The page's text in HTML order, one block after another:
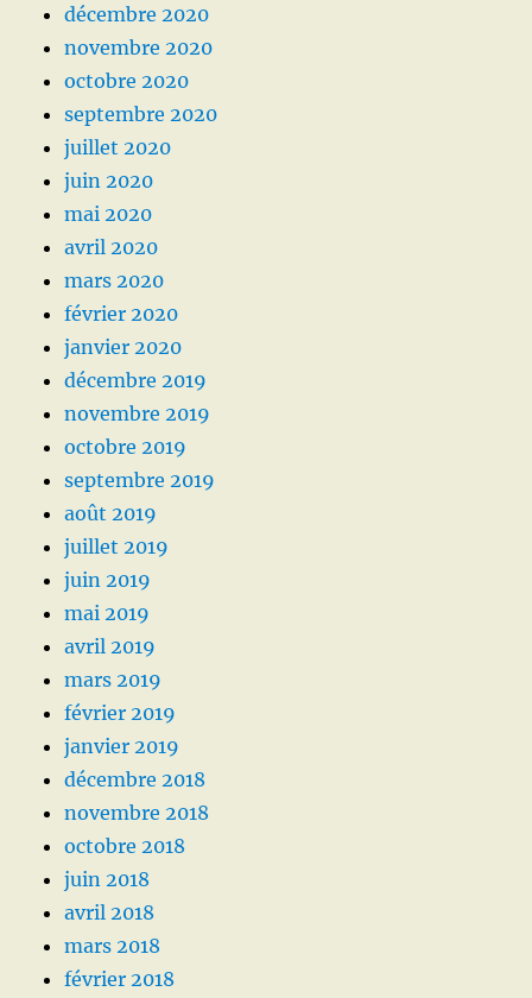
décembre 2020
novembre 2020
octobre 2020
septembre 2020
juillet 2020
juin 2020
mai 2020
avril 2020
mars 2020
février 2020
janvier 2020
décembre 2019
novembre 2019
octobre 2019
septembre 2019
août 2019
juillet 2019
juin 2019
mai 2019
avril 2019
mars 2019
février 2019
janvier 2019
décembre 2018
novembre 2018
octobre 2018
juin 2018
avril 2018
mars 2018
février 2018